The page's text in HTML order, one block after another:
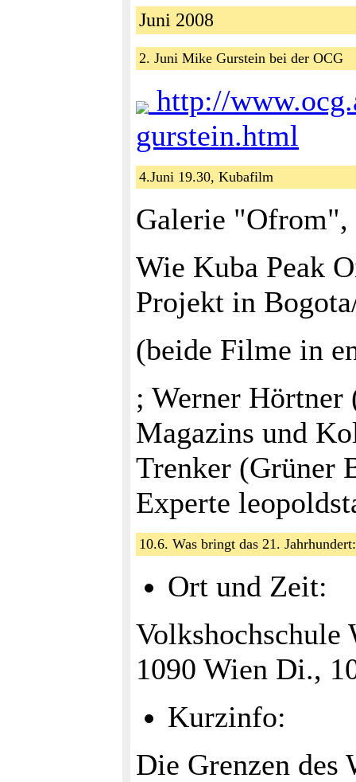
Juni 2008
2. Juni Mike Gurstein bei der OCG
http://
gurstein.html
4.Juni 19.30, Kubafilm
Galerie "Ofrom",
Wie Kuba Peak
Projekt in
(beide Filme in
; Werner Hörtner
Magazins und
Trenker (Grüner
Experte
10.6. Was bringt das 21.
Ort und Zeit:
Volkshochschule
1090 Wien Di.,
Kurzinfo:
Die Grenzen des